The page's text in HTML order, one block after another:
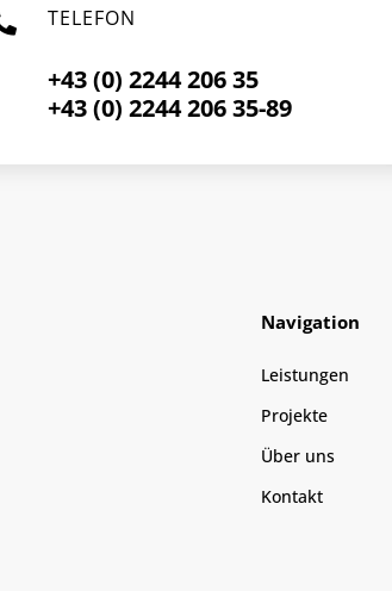
TELEFON
+43 (0) 2244 206 35
+43 (0) 2244 206 35-89
Navigation
Leistungen
Projekte
Über uns
Kontakt